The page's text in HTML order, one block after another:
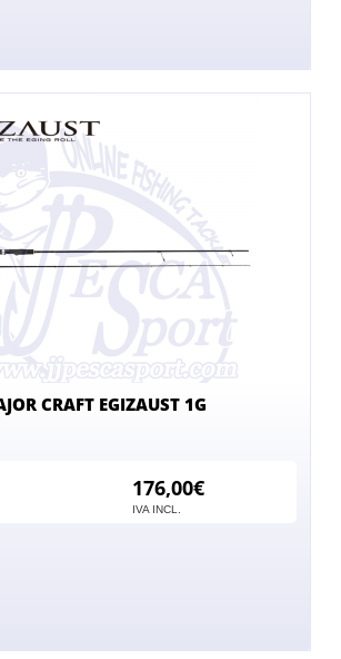
CRAFT EGIZAUST 1G
176,00€
IVA INCL.